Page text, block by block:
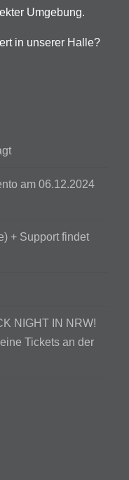
Umgebung.
in unserer Halle?
am 06.12.2024
+ Support findet
NIGHT IN NRW!
Tickets an der